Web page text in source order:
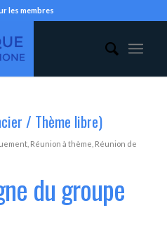
les membres
/ Thème libre)
, Réunion à thème Réunion de
du groupe